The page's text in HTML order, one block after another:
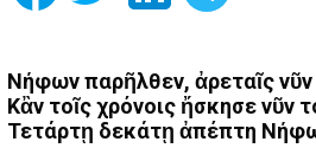
Νήφων παρῆλθεν, ἀρεταῖς
Κἂν τοῖς χρόνοις ἤσκησε νῦν
Τετάρτῃ δεκάτῃ ἀπέπτη